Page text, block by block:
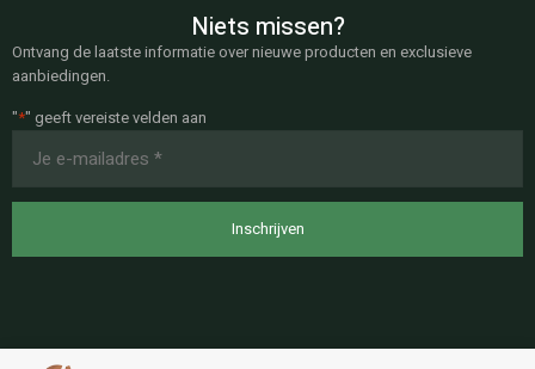
Niets missen?
Ontvang de laatste informatie over nieuwe producten en exclusieve
aanbiedingen.
"*" geeft vereiste velden aan
mailadres
*